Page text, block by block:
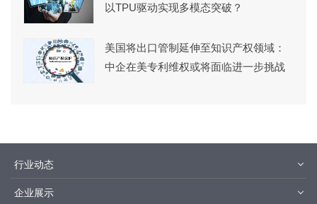
以TPU驱动实现多模态突破？
美国将出口管制延伸至知识产权领域：
中企在美专利维权或将面临进一步挑战
行业动态
企业展示